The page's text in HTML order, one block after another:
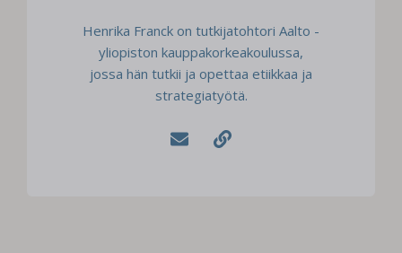
HENRIKA FRANCK
Henrika Franck on tutkijatohtori Aalto -
yliopiston kauppakorkeakoulussa,
jossa hän tutkii ja opettaa etiikkaa ja